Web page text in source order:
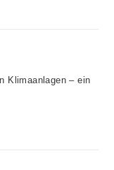
Klimaanlagen – ein